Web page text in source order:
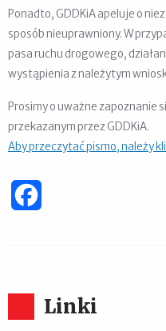
Ponadto, GDDKiA apeluje o
sposób nieuprawniony. W
pasa ruchu drogowego,
wystąpienia z należytym
Prosimy o uważne zapoznanie
przekazanym przez GDDKiA.
Aby przeczytać pismo, należy
Linki